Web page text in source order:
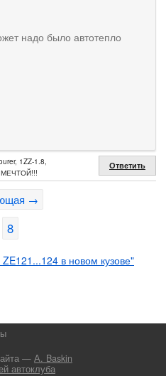
надо было автотепло
1ZZ-1.8,
МЕЧТОЙ!!!
Ответить
→
8
в новом кузове"
— А. Baskin
автоклуба